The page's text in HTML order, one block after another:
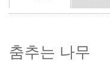
춤추는 나무